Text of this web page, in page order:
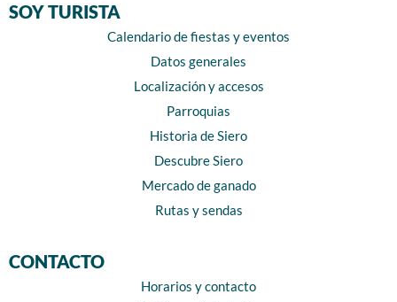
SOY TURISTA
Calendario de fiestas y eventos
Datos generales
Localización y accesos
Parroquias
Historia de Siero
Descubre Siero
Mercado de ganado
Rutas y sendas
CONTACTO
Horarios y contacto